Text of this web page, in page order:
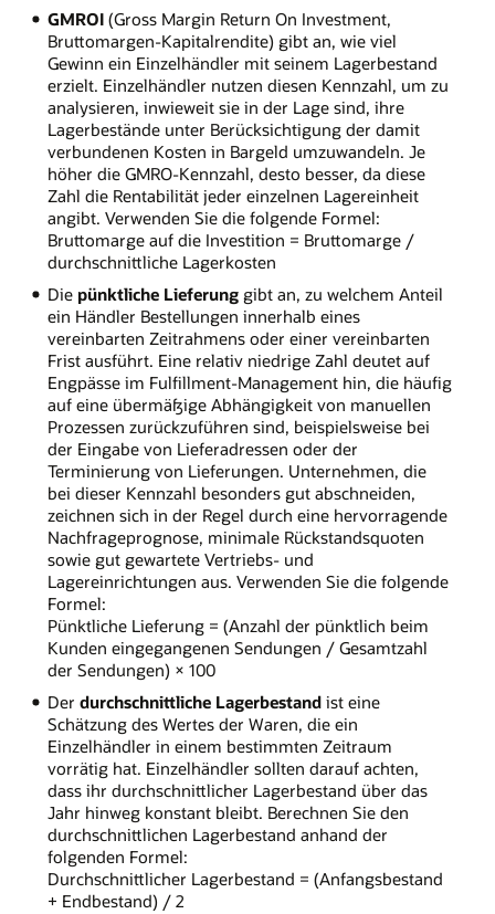
GMROI(Gross Margin Return On Investment,
Bruttomargen-Kapitalrendite) gibt an, wie viel
Gewinn ein Einzelhändler mit seinem Lagerbestand
erzielt. Einzelhändler nutzen diesen Kennzahl, um zu
analysieren, inwieweit sie in der Lage sind, ihre
Lagerbestände unter Berücksichtigung der damit
verbundenen Kosten in Bargeld umzuwandeln. Je
höher die GMRO-Kennzahl, desto besser, da diese
Zahl die Rentabilität jeder einzelnen Lagereinheit
angibt. Verwenden Sie die folgende Formel:
Bruttomarge auf die Investition = Bruttomarge /
durchschnittliche Lagerkosten
Die pünktliche Lieferunggibt an, zu welchem Anteil
ein Händler Bestellungen innerhalb eines
vereinbarten Zeitrahmens oder einer vereinbarten
Frist ausführt. Eine relativ niedrige Zahl deutet auf
Engpässe im Fulfillment-Management hin, die häufig
auf eine übermäßige Abhängigkeit von manuellen
Prozessen zurückzuführen sind, beispielsweise bei
der Eingabe von Lieferadressen oder der
Terminierung von Lieferungen. Unternehmen, die
bei dieser Kennzahl besonders gut abschneiden,
zeichnen sich in der Regel durch eine hervorragende
Nachfrageprognose, minimale Rückstandsquoten
sowie gut gewartete Vertriebs- und
Lagereinrichtungen aus. Verwenden Sie die folgende
Formel:
Pünktliche Lieferung = (Anzahl der pünktlich beim
Kunden eingegangenen Sendungen / Gesamtzahl
der Sendungen) × 100
Der durchschnittliche Lagerbestand ist eine
Schätzung des Wertes der Waren, die ein
Einzelhändler in einem bestimmten Zeitraum
vorrätig hat. Einzelhändler sollten darauf achten,
dass ihr durchschnittlicher Lagerbestand über das
Jahr hinweg konstant bleibt. Berechnen Sie den
durchschnittlichen Lagerbestand anhand der
folgenden Formel:
Durchschnittlicher Lagerbestand = (Anfangsbestand
+ Endbestand) / 2